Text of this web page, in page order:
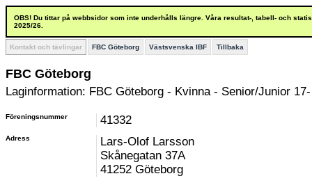
OBS! Du tittar på webbsidor som inte underhålls längre. Våra resultat-, tabell- och
2025/26.
Kontakt och tävlingar FBC Göteborg Västsvenska IBF Tillbaka
FBC Göteborg
Laginformation: FBC Göteborg - Kvinna - Senior/Junior
Föreningsnummer 41332
Adress
Lars-Olof Larsson
Skånegatan 37A
41252 Göteborg